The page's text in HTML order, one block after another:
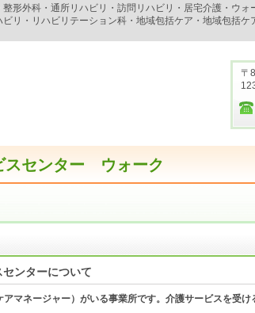
形外科・通所リハビリ・訪問リハビリ・居宅介護・ウォ
リ・リハビリテーション科・地域包括ケア・地域包括ケ
〒
スセンター ウォーク
ンターについて
アマネージャー）がいる事業所です。介護サービスを受